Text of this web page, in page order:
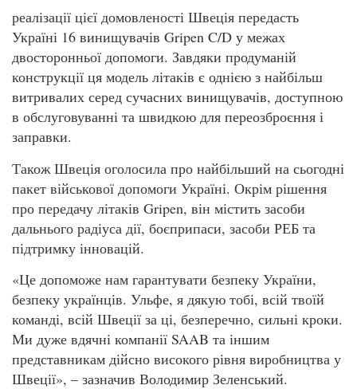
реалізації цієї домовленості Швеція передасть
Україні 16 винищувачів Gripen C/D у межах
двосторонньої допомоги. Завдяки продуманій
конструкції ця модель літаків є однією з найбільш
витривалих серед сучасних винищувачів, доступною
в обслуговуванні та швидкою для переозброєння і
заправки.
Також Швеція оголосила про найбільший на сьогодні
пакет військової допомоги Україні. Окрім рішення
про передачу літаків Gripen, він містить засоби
дальнього радіуса дії, боєприпаси, засоби РЕБ та
підтримку інновацій.
«Це допоможе нам гарантувати безпеку України,
безпеку українців. Ульфе, я дякую тобі, всій твоїй
команді, всій Швеції за ці, безперечно, сильні кроки.
Ми дуже вдячні компанії SAAB та іншим
представникам дійсно високого рівня виробництва у
Швеції», – зазначив Володимир Зеленський.